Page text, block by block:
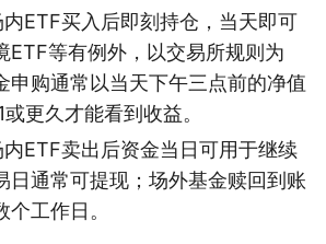
内ETF买入后即刻持仓，当天即可
ETF等有例外，以交易所规则为
申购通常以当天下午三点前的净值
更久才能看到收益。
内ETF卖出后资金当日可用于继续
日通常可提现；场外基金赎回到账
工作日。